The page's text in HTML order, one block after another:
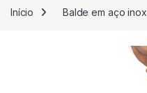
Início Balde em aço inox